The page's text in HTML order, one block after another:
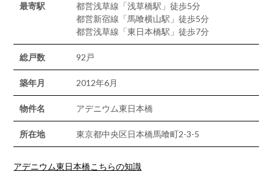
最寄駅
都営浅草線「浅草橋駅」徒歩5分
都営新宿線「馬喰横山駅」徒歩5分
都営浅草線「東日本橋駅」徒歩7分
総戸数 92戸
築年月 2012年6月
物件名 アデニウム東日本橋
所在地 東京都中央区日本橋馬喰町2-3-5
アデニウム東日本橋こちらの知識